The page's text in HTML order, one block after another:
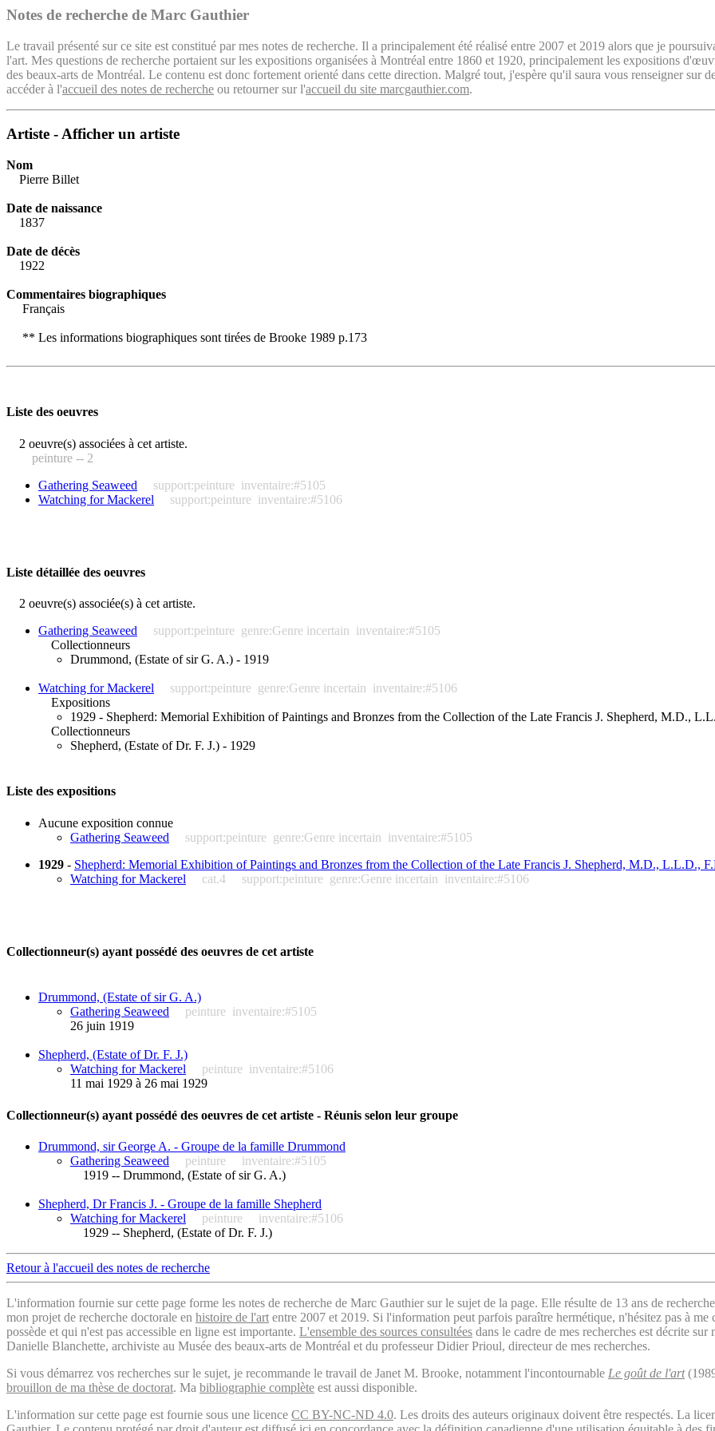
Notes de recherche de Marc Gauthier
Le travail présenté sur ce site est constitué par mes notes de recherche. Il a principalement été réalisé entre 2007 et 2019 alors que je
l'art. Mes questions de recherche portaient sur les expositions organisées à Montréal entre 1860 et 1920, principalement les expositions
des beaux-arts de Montréal. Le contenu est donc fortement orienté dans cette direction. Malgré tout, j'espère qu'il saura vous renseigner sur
accéder à l'accueil des notes de recherche ou retourner sur l'accueil du site marcgauthier.com.
Artiste - Afficher un artiste
Nom
Pierre Billet
Date de naissance
1837
Date de décès
1922
Commentaires biographiques
Français
** Les informations biographiques sont tirées de Brooke 1989 p.173
Liste des oeuvres
2 oeuvre(s) associées à cet artiste.
peinture -- 2
Gathering Seaweed
support:peinture inventaire:#5105
Watching for Mackerel
support:peinture inventaire:#5106
Liste détaillée des oeuvres
2 oeuvre(s) associée(s) à cet artiste.
Gathering Seaweed
support:peinture genre:Genre incertain inventaire:#5105
Collectionneurs
Drummond, (Estate of sir G. A.) - 1919
Watching for Mackerel support:peinture genre:Genre incertain inventaire:#5106
Expositions
1929 - Shepherd: Memorial Exhibition of Paintings and Bronzes from the Collection of the Late Francis J. Shepherd, M.D.,
Collectionneurs
Shepherd, (Estate of Dr. F. J.) - 1929
Liste des expositions
Aucune exposition connue
Gathering Seaweed
support:peinture genre:Genre incertain inventaire:#5105
1929 - Shepherd: Memorial Exhibition of Paintings and Bronzes from the Collection of the Late Francis J. Shepherd, M.D., L.L.D.,
Watching for Mackerel
cat.4 support:peinture genre:Genre incertain inventaire:#5106
Collectionneur(s) ayant possédé des oeuvres de cet artiste
Drummond, (Estate of sir G. A.)
Gathering Seaweed
peinture inventaire:#5105
26 juin 1919
Shepherd, (Estate of Dr. F. J.)
Watching for Mackerel
peinture inventaire:#5106
11 mai 1929 à 26 mai 1929
Collectionneur(s) ayant possédé des oeuvres de cet artiste - Réunis selon leur groupe
Drummond, sir George A. - Groupe de la famille Drummond
Gathering Seaweed
peinture
inventaire:#5105
1919 -- Drummond, (Estate of sir G. A.)
Shepherd, Dr Francis J. - Groupe de la famille Shepherd
Watching for Mackerel
peinture
inventaire:#5106
1929 -- Shepherd, (Estate of Dr. F. J.)
Retour à l'accueil des notes de recherche
L'information fournie sur cette page forme les notes de recherche de Marc Gauthier sur le sujet de la page. Elle résulte de 13 ans de
mon projet de recherche doctorale en histoire de l'art entre 2007 et 2019. Si l'information peut parfois paraître hermétique, n'hésitez pas à
possède et qui n'est pas accessible en ligne est importante. L'ensemble des sources consultées dans le cadre de mes recherches est décrite
Danielle Blanchette, archiviste au Musée des beaux-arts de Montréal et du professeur Didier Prioul, directeur de mes recherches.
Si vous démarrez vos recherches sur le sujet, je recommande le travail de Janet M. Brooke, notamment l'incontournable Le goût de l'art
brouillon de ma thèse de doctorat. Ma bibliographie complète est aussi disponible.
L'information sur cette page est fournie sous une licence CC BY-NC-ND 4.0. Les droits des auteurs originaux doivent être respectés. La